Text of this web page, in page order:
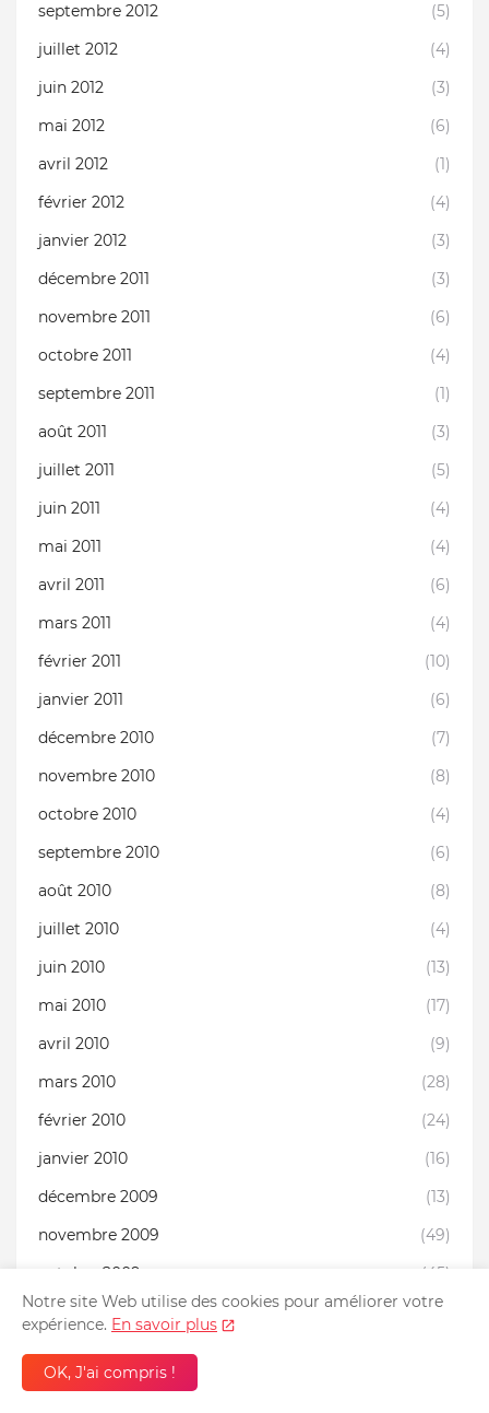
septembre 2012
(5)
juillet 2012
(4)
juin 2012
(3)
mai 2012
(6)
avril 2012
(1)
février 2012
(4)
janvier 2012
(3)
décembre 2011
(3)
novembre 2011
(6)
octobre 2011
(4)
septembre 2011
(1)
août 2011
(3)
juillet 2011
(5)
juin 2011
(4)
mai 2011
(4)
avril 2011
(6)
mars 2011
(4)
février 2011
(10)
janvier 2011
(6)
décembre 2010
(7)
novembre 2010
(8)
octobre 2010
(4)
septembre 2010
(6)
août 2010
(8)
juillet 2010
(4)
juin 2010
(13)
mai 2010
(17)
avril 2010
(9)
mars 2010
(28)
février 2010
(24)
janvier 2010
(16)
décembre 2009
(13)
novembre 2009
(49)
octobre 2009
(45)
septembre 2009
(17)
août 2009
juillet 2009
Notre site Web utilise des cookies pour améliorer votre
expérience. En savoir plus
OK, J'ai compris !